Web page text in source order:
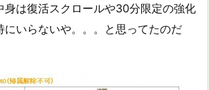
身は復活スクロールや30分限定の強化
にいらないや。。。と思ってたのだ